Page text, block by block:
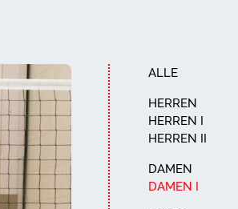
ALLE
HERREN
HERREN I
HERREN II
DAMEN
DAMEN I